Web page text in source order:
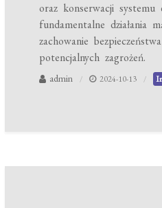
oraz konserwacji
fundamentalne działania
zachowanie
potencjalnych zagrożeń.
admin 2024-10-13